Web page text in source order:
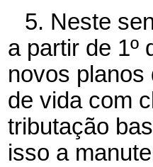
5. Neste
a partir de 1º
novos
de vida com
tributação
isso a